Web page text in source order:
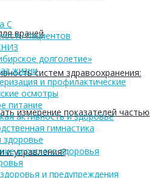
врачей
систем здравоохранения:
измерение показателей частью
и управления?
С
пациентов
долголетие»
жизни
и профилактические
осмотры
питание
активность и здоровье
гимнастика
здоровье
мужского здоровья
и предупреждения